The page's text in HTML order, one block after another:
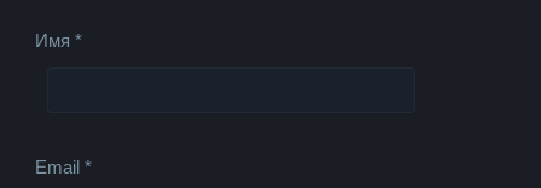
Имя*
Email*